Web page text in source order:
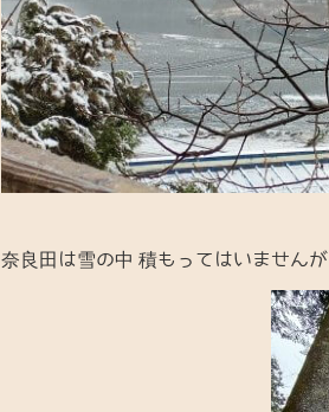
奈良田は雪の中 積もってはいませんが